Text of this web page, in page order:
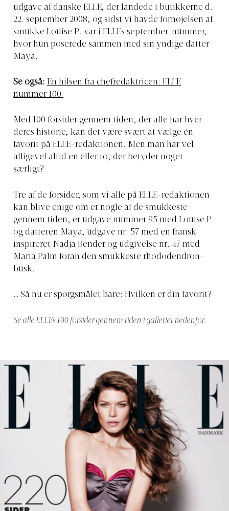
udgave af danske ELLE, der landede i butikkerne d.
22. september 2008, og sidst vi havde fornøjelsen af
smukke Louise P. var i ELLEs september-nummer,
hvor hun poserede sammen med sin yndige datter
Maya.
Se også: En hilsen fra chefredaktricen: ELLE
nummer 100
Med 100 forsider gennem tiden, der alle har hver
deres historie, kan det være svært at vælge én
favorit på ELLE-redaktionen. Men man har vel
alligevel altid en eller to, der betyder noget
særligt?
Tre af de forsider, som vi alle på ELLE-redaktionen
kan blive enige om er nogle af de smukkeste
gennem tiden, er udgave nummer 95 med Louise P.
og datteren Maya, udgave nr. 57 med en fransk-
inspireret Nadja Bender og udgivelse nr. 47 med
Maria Palm foran den smukkeste rhododendron-
busk.
… Så nu er spørgsmålet bare: Hvilken er din favorit?
Se alle ELLEs 100 forsider gennem tiden i galleriet nedenfor.